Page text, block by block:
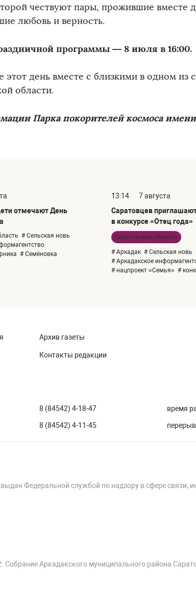
чествуют пары, прожившие вместе
любовь и верность.
программы — 8 июля в 16:00.
этот день вместе с близкими в одном из
области.
Парка покорителей космоса
отмечают День
# Сельская новь
# Семёновка
13:14
7 августа
Саратовцев
в конкурсе «Отец года»
Саратовская область
# Аркадак # Сельская новь
# Аркадакское
# нацпроект «Семья» #
Архив газеты
Контакты редакции
8 (84542) 4-18-47
8 (84542) 4-11-45
время
Федеральной службой по надзору в сфере связи,
Аркадакского муниципального района